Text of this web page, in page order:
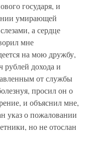
государя, и
умирающей
а сердце
мне
на мою дружбу,
рублей дохода и
от службы
просил он о
и объяснил мне,
указ о пожаловании
но не отослан